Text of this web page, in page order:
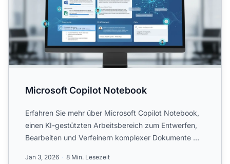
Microsoft Copilot Notebook
Erfahren Sie mehr über Microsoft Copilot Notebook,
einen KI-gestützten Arbeitsbereich zum Entwerfen,
Bearbeiten und Verfeinern komplexer Dokumente mit
Jan 3, 2026 8 Min. Lesezeit